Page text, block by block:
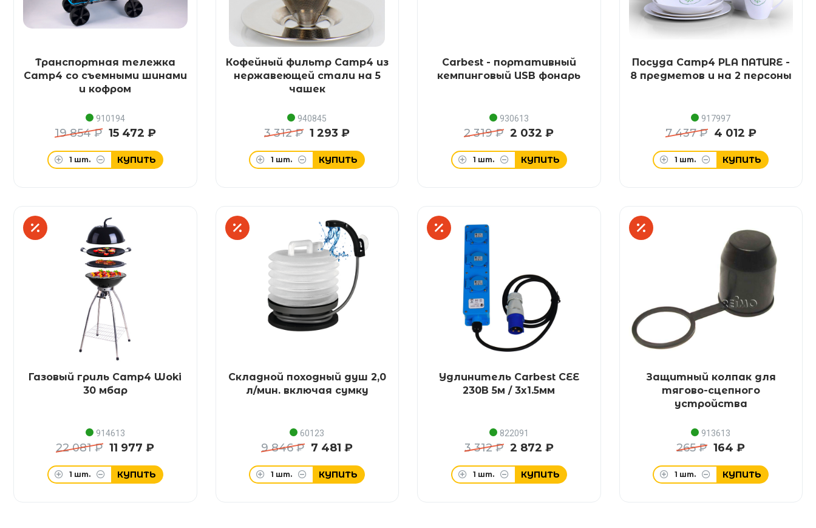
Транспортная тележка
Camp4 со съемными шинами
и кофром
910194
19 854 ₽ 15 472 ₽
1 шт. КУПИТЬ
Кофейный фильтр Camp4 из
нержавеющей стали на 5
чашек
940845
3 312 ₽ 1 293 ₽
1 шт. КУПИТЬ
Carbest - портативный
кемпинговый USB фонарь
930613
2 319 ₽ 2 032 ₽
1 шт. КУПИТЬ
Посуда Camp4 PLA NATURE -
8 предметов и на 2 персоны
917997
7 437 ₽ 4 012 ₽
1 шт. КУПИТЬ
Газовый гриль Camp4 Woki
30 мбар
914613
22 081 ₽ 11 977 ₽
1 шт. КУПИТЬ
Складной походный душ 2,0
л/мин. включая сумку
60123
9 846 ₽ 7 481 ₽
1 шт. КУПИТЬ
Удлинитель Carbest CEE
230В 5м / 3x1.5мм
822091
3 312 ₽ 2 872 ₽
1 шт. КУПИТЬ
Защитный колпак для
тягово-сцепного
устройства
913613
265 ₽ 164 ₽
1 шт. КУПИТЬ